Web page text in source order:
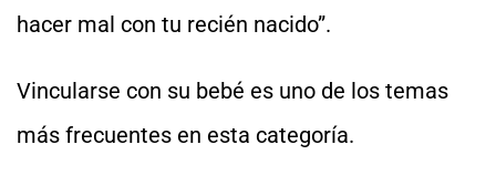
hacer mal con tu recién nacido”.
Vincularse con su bebé es uno de los temas
más frecuentes en esta categoría.